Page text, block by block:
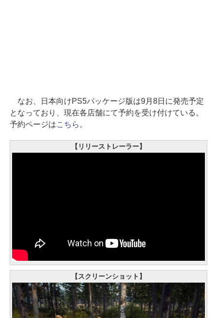
なお、日本向けPS5パッケージ版は9月8日に発売予定
となっており、現在各店舗にて予約を受け付けている。
予約ページはこちら 。
【リリーストレーラー】
【スクリーンショット】